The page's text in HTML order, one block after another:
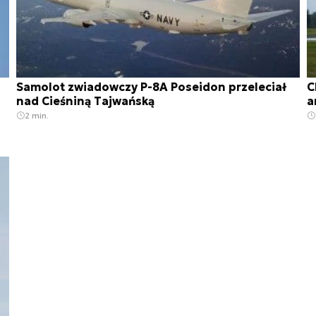
Samolot zwiadowczy P-8A Poseidon przeleciał
nad Cieśniną Tajwańską
2 min.